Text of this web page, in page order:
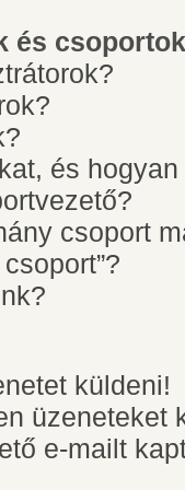
és csoportok
és
csoport
küldeni!
üzeneteket
e-mailt